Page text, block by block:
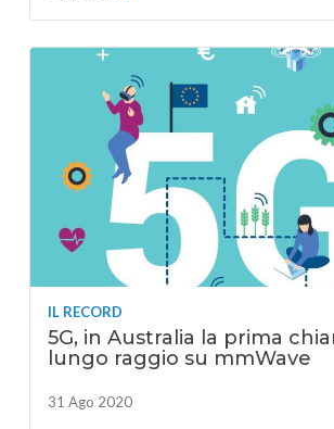
IL RECORD
5G, in Australia la prima
lungo raggio su mmWave
31 Ago 2020